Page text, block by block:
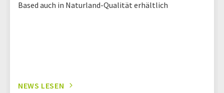
Based auch in Naturland-Qualität erhältlich
NEWS LESEN